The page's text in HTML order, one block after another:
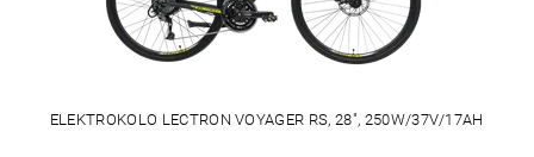
ELEKTROKOLO LECTRON VOYAGER RS, 28", 250W/37V/17AH